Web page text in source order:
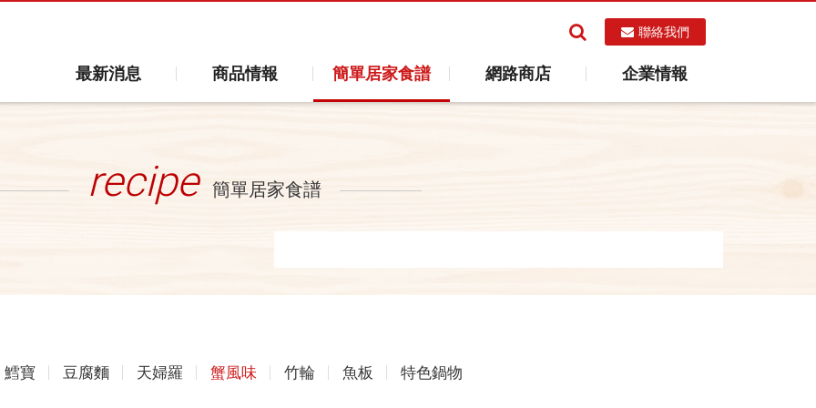
聯絡我們
最新消息 商品情報 簡單居家食譜 網路商店 企業情報
recipe 簡單居家食譜
鱈寶 豆腐麵 天婦羅 蟹風味 竹輪 魚板 特色鍋物